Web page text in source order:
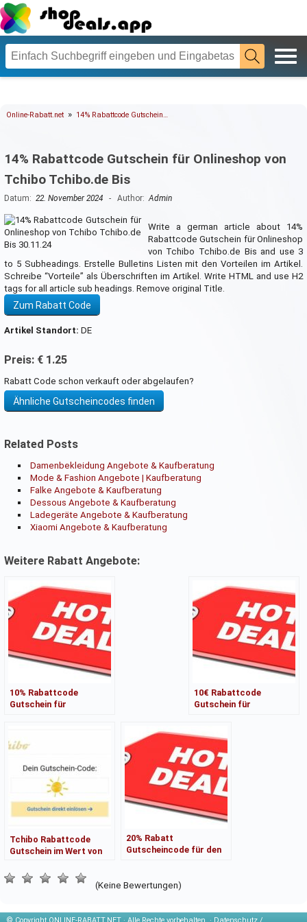
Online-Rabatt.net » 14% Rabattcode Gutschein…
14% Rabattcode Gutschein für Onlineshop von
Tchibo Tchibo.de Bis
Datum: 22. November 2024- Author:Admin
Write a german article about 14%
Rabattcode Gutschein für Onlineshop
von Tchibo Tchibo.de Bis and use 3
to 5 Subheadings. Erstelle Bulletins Listen mit den Vorteilen im Artikel.
Schreibe “Vorteile” als Überschriften im Artikel. Write HTML and use H2
tags for all article sub headings. Remove original Title.
Zum Rabatt Code
Artikel Standort: DE
Preis: € 1.25
Rabatt Code schon verkauft oder abgelaufen?
Ähnliche Gutscheincodes finden
Related Posts
Damenbekleidung Angebote & Kaufberatung
Mode & Fashion Angebote | Kaufberatung
Falke Angebote & Kaufberatung
Dessous Angebote & Kaufberatung
Ladegeräte Angebote & Kaufberatung
Xiaomi Angebote & Kaufberatung
Weitere Rabatt Angebote:
10% Rabattcode
Gutschein für
10€ Rabattcode
Gutschein für
Tchibo Rabattcode
Gutschein im Wert von
2024
20% Rabatt
Gutscheincode für den
(Keine Bewertungen)